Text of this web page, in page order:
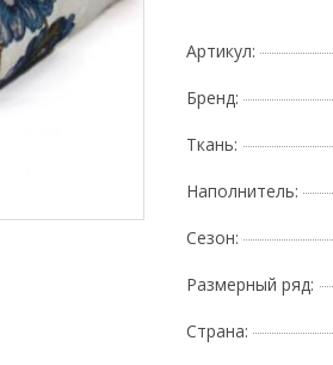
Артикул:
Бренд:
Ткань:
Наполнитель:
Сезон:
Размерный ряд:
Страна: